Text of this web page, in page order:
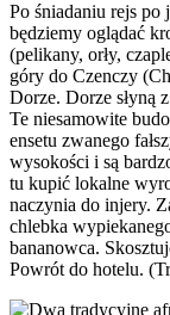
Po śniadaniu rejs po
będziemy oglądać
(pelikany, orły,
góry do Czenczy
Dorze. Dorze słyną
Te niesamowite
ensetu zwanego
wysokości i są
tu kupić lokalne
naczynia do injery.
chlebka
bananowca.
Powrót do hotelu.